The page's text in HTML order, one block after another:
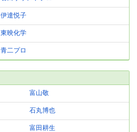
伊達悦子
東映化学
青二プロ
富山敬
石丸博也
富田耕生